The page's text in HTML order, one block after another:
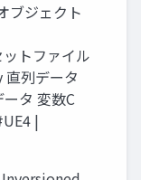
ブジェクト
トファイル
列データ
タ 変数C
|